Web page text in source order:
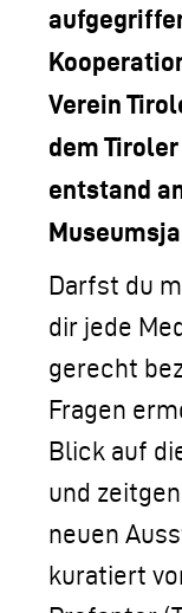
Verein
dem
entstand
Darfst du
dir jede
gerecht
Fragen
Blick auf
und
neuen
kuratiert